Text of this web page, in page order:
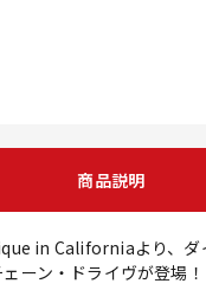
商品説明
in Californiaより、ダ
ーン・ドライヴが登場！